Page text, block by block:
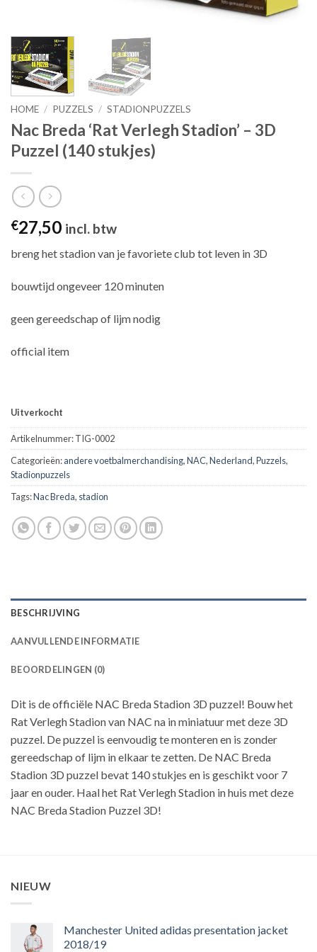
HOME / PUZZELS / STADIONPUZZELS
Nac Breda ‘Rat Verlegh Stadion’ – 3D
Puzzel (140 stukjes)
€27,50 incl. btw
breng het stadion van je favoriete club tot leven in 3D
bouwtijd ongeveer 120 minuten
geen gereedschap of lijm nodig
official item
Uitverkocht
Artikelnummer:TIG-0002
Categorieën:andere voetbalmerchandising,NAC,Nederland,Puzzels,
Stadionpuzzels
Tags:Nac Breda, stadion
BESCHRIJVING
AANVULLENDE INFORMATIE
BEOORDELINGEN (0)
Dit is de officiële NAC Breda Stadion 3D puzzel! Bouw het
Rat Verlegh Stadion van NAC na in miniatuur met deze 3D
puzzel. De puzzel is eenvoudig te monteren en is zonder
gereedschap of lijm in elkaar te zetten. De NAC Breda
Stadion 3D puzzel bevat 140 stukjes en is geschikt voor 7
jaar en ouder. Haal het Rat Verlegh Stadion in huis met deze
NAC Breda Stadion Puzzel 3D!
NIEUW
Manchester United adidas presentation jacket
2018/19